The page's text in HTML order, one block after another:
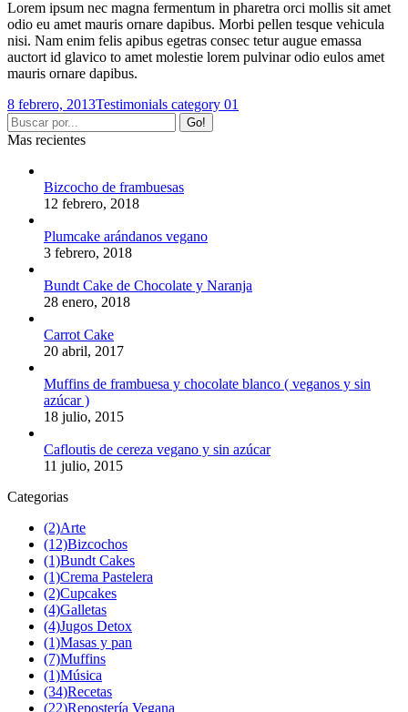
Lorem ipsum nec magna fermentum in pharetra orci mollis sit amet
odio eu amet mauris ornare dapibus. Morbi pellen tesque vehicula
nisi. Nam enim felis apibus egetras consec tetur augue emassa
auctort id glavico to amet molestie lorem pulvinar odio eulos amet
mauris ornare dapibus.
8 febrero, 2013Testimonials category 01
Mas recientes
Bizcocho de frambuesas
12 febrero, 2018
Plumcake arándanos vegano
3 febrero, 2018
Bundt Cake de Chocolate y Naranja
28 enero, 2018
Carrot Cake
20 abril, 2017
Muffins de frambuesa y chocolate blanco ( veganos y sin
azúcar )
18 julio, 2015
Cafloutis de cereza vegano y sin azúcar
11 julio, 2015
Categorias
(2)Arte
(12)Bizcochos
(1)Bundt Cakes
(1)Crema Pastelera
(2)Cupcakes
(4)Galletas
(4)Jugos Detox
(1)Masas y pan
(7)Muffins
(1)Música
(34)Recetas
(22)Repostería Vegana